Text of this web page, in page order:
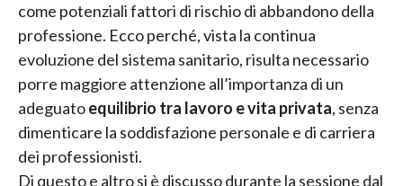
come potenziali fattori di rischio di abbandono della
professione. Ecco perché, vista la continua
evoluzione del sistema sanitario, risulta necessario
porre maggiore attenzione all’importanza di un
adeguatoequilibrio tra lavoro e vita privata, senza
dimenticare la soddisfazione personale e di carriera
dei professionisti.
Di questo e altro si è discusso durante la sessione dal